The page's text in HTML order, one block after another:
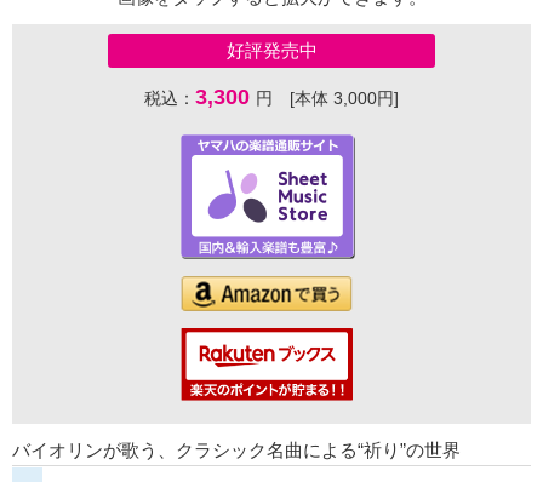
好評発売中
税込： 3,300 円 [本体 3,000円]
バイオリンが歌う、クラシック名曲による“祈り”の世界